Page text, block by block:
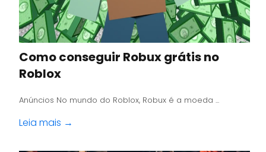
Como conseguir Robux grátis no
Roblox
Anúncios No mundo do Roblox, Robux é a moeda ...
Leia mais →